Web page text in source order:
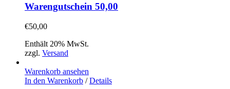
Warengutschein 50,00
€50,00
Enthält 20% MwSt.
zzgl. Versand
Warenkorb ansehen
In den Warenkorb / Details